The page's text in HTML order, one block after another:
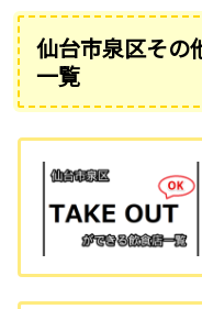
仙台市泉区その
一覧